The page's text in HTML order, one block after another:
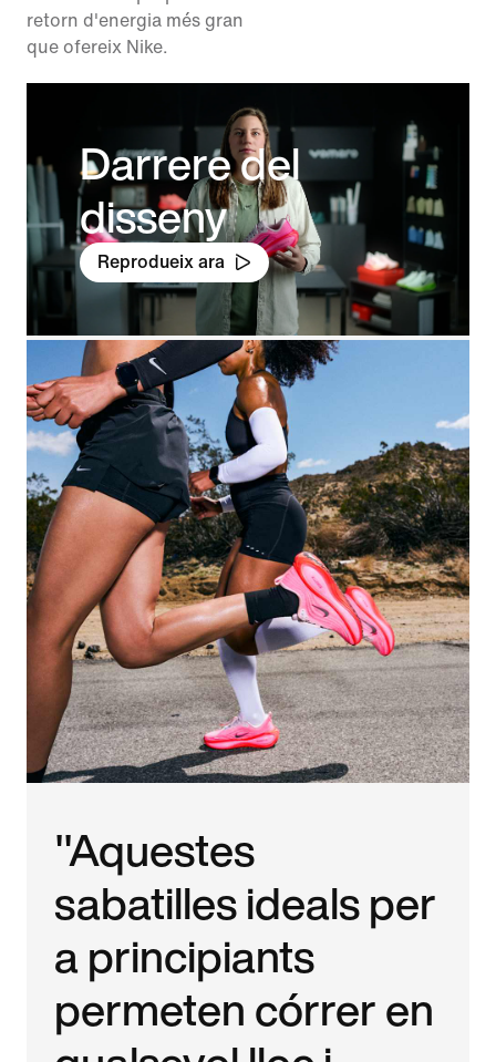
retorn d'energia més gran
que ofereix Nike.
Darrere del
disseny
Reprodueix ara
"Aquestes
sabatilles ideals per
a principiants
permeten córrer en